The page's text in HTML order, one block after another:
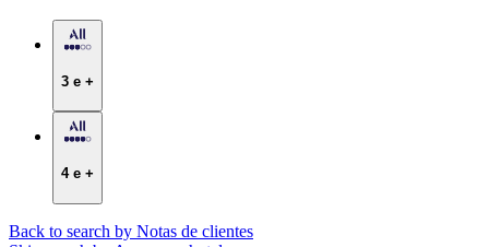
3 e +
4 e +
Back to search by Notas de clientes